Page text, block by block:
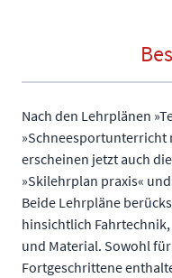
Nach den Lehrplänen
»Schneesportunterricht
erscheinen jetzt auch
»Skilehrplan praxis«
Beide Lehrpläne
hinsichtlich
und Material. Sowohl
Fortgeschrittene